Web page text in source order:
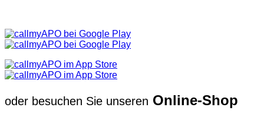
oder besuchen Sie unseren Online-Shop